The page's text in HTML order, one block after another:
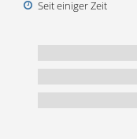
Seit einiger Zeit